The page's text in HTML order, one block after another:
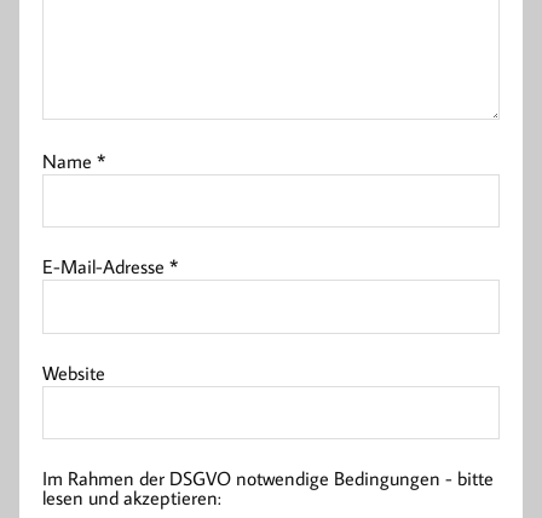
Name*
E-Mail-Adresse*
Website
Im Rahmen der DSGVO notwendige Bedingungen - bitte
lesen und akzeptieren: